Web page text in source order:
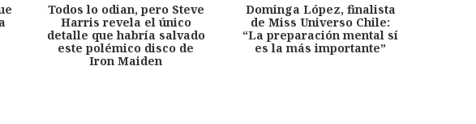
Todos lo odian, pero Steve
Harris revela el único
detalle que habría salvado
este polémico disco de
Iron Maiden
Dominga López, finalista
de Miss Universo Chile:
“La preparación mental sí
es la más importante”